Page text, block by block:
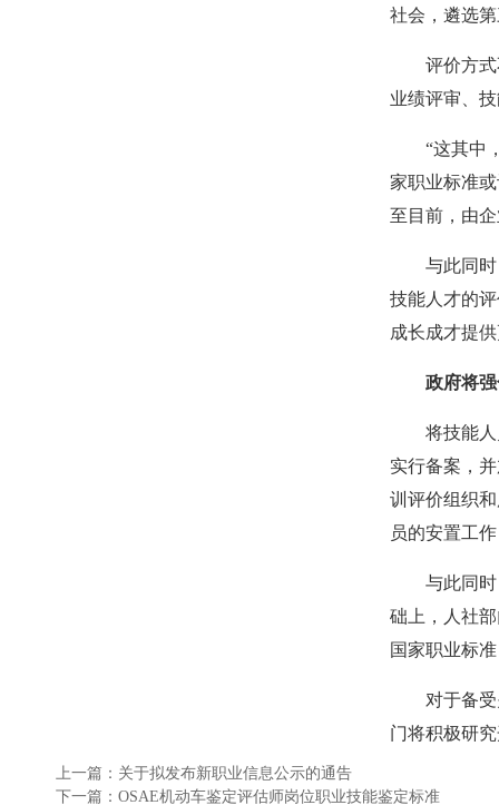
社会，遴选
评价方
业绩评审、
“这其中
家职业标准
至目前，由
与此同
技能人才的
成长成才提
政府将
将技能
实行备案，
训评价组织
员的安置工
与此同
础上，人社
国家职业标
对于备
门将积极研
上一篇：关于拟发布新职业信息公示的通告
下一篇：OSAE机动车鉴定评估师岗位职业技能鉴定标准